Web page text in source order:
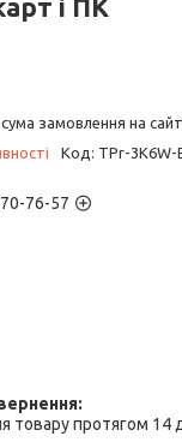
і ПК
замовлення на
Код: TPr-3K6W-
76-57
товару протягом 14